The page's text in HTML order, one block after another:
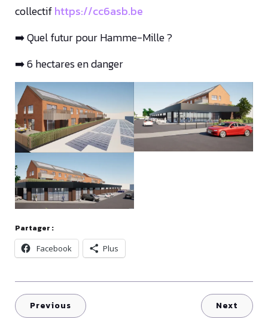
collectifhttps://cc6asb.be
➡️ Quel futur pour Hamme-Mille ?
➡️ 6 hectares en danger
Partager :
Facebook
Plus
Previous Next